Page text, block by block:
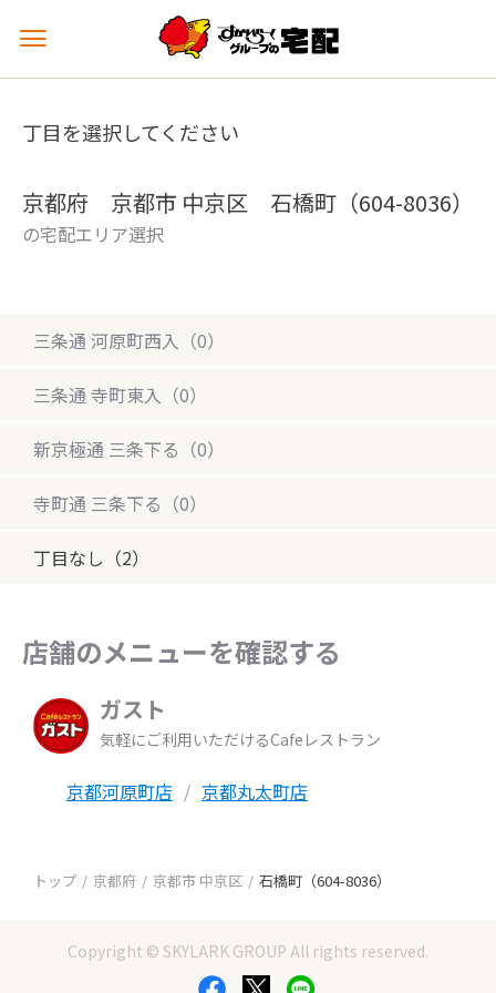
メ
ュ
を
丁目を選択してください
京都府 京都市 中京区 石橋町（604-8036）
の宅配エリア選択
三条通 河原町西入（0）
三条通 寺町東入（0）
新京極通 三条下る（0）
寺町通 三条下る（0）
丁目なし（2）
店舗のメニューを確認する
ガスト
気軽にご利用いただけるCafeレストラン
京都河原町店 京都丸太町店
トップ 京都府 京都市 中京区 石橋町（604-8036）
Copyright © SKYLARK GROUP All rights reserved.